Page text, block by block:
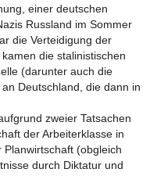
einer deutschen
Russland im Sommer
die Verteidigung der
die stalinistischen
(darunter auch die
Deutschland, die dann in
zweier Tatsachen
der Arbeiterklasse in
(obgleich
durch Diktatur und